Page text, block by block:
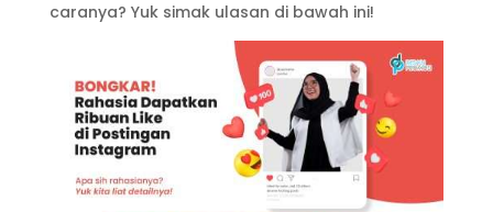
caranya? Yuk simak ulasan di bawah ini!